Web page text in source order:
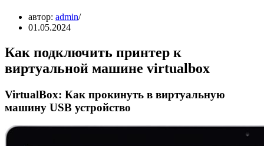
автор: admin
01.05.2024
Как подключить принтер к
виртуальной машине virtualbox
VirtualBox: Как прокинуть в виртуальную
машину USB устройство